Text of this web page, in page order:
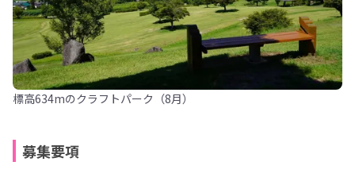
標高634mのクラフトパーク（8月）
募集要項